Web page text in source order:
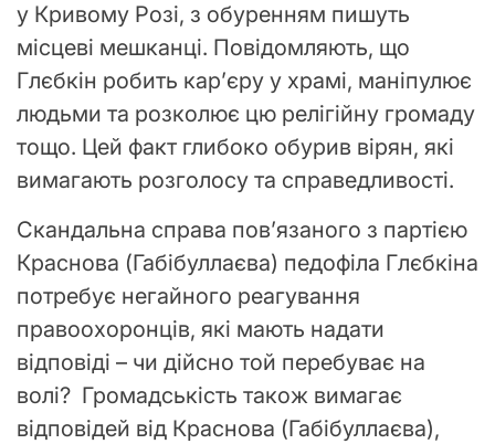
у Кривому Розі, з обуренням пишуть
місцеві мешканці. Повідомляють, що
Глєбкін робить карʼєру у храмі, маніпулює
людьми та розколює цю релігійну громаду
тощо. Цей факт глибоко обурив вірян, які
вимагають розголосу та справедливості.
Скандальна справа повʼязаного з партією
Краснова (Габібуллаєва) педофіла Глєбкіна
потребує негайного реагування
правоохоронців, які мають надати
відповіді – чи дійсно той перебуває на
волі? Громадськість також вимагає
відповідей від Краснова (Габібуллаєва),